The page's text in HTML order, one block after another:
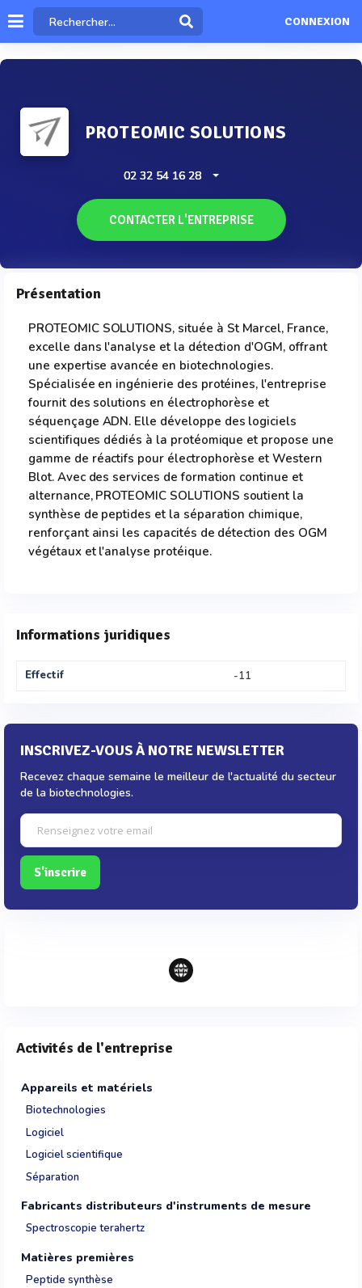
CONNEXION
PROTEOMIC SOLUTIONS
02 32 54 16 28
CONTACTER L'ENTREPRISE
Présentation
PROTEOMIC SOLUTIONS, située à St Marcel, France,
excelle dans l'analyse et la détection d'OGM, offrant
une expertise avancée en biotechnologies.
Spécialisée en ingénierie des protéines, l'entreprise
fournit des solutions en électrophorèse et
séquençage ADN. Elle développe des logiciels
scientifiques dédiés à la protéomique et propose une
gamme de réactifs pour électrophorèse et Western
Blot. Avec des services de formation continue et
alternance, PROTEOMIC SOLUTIONS soutient la
synthèse de peptides et la séparation chimique,
renforçant ainsi les capacités de détection des OGM
végétaux et l'analyse protéique.
Informations juridiques
Effectif -11
INSCRIVEZ-VOUS À NOTRE NEWSLETTER
Recevez chaque semaine le meilleur de l'actualité du secteur
de la biotechnologies.
S'inscrire
Activités de l'entreprise
Appareils et matériels
Biotechnologies
Logiciel
Logiciel scientifique
Séparation
Fabricants distributeurs d'instruments de mesure
Spectroscopie terahertz
Matières premières
Peptide synthèse